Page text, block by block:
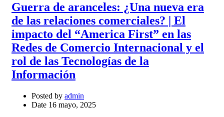
Guerra de aranceles: ¿Una nueva era
de las relaciones comerciales? | El
impacto del “America First” en las
Redes de Comercio Internacional y el
rol de las Tecnologías de la
Información
Posted by admin
Date 16 mayo, 2025